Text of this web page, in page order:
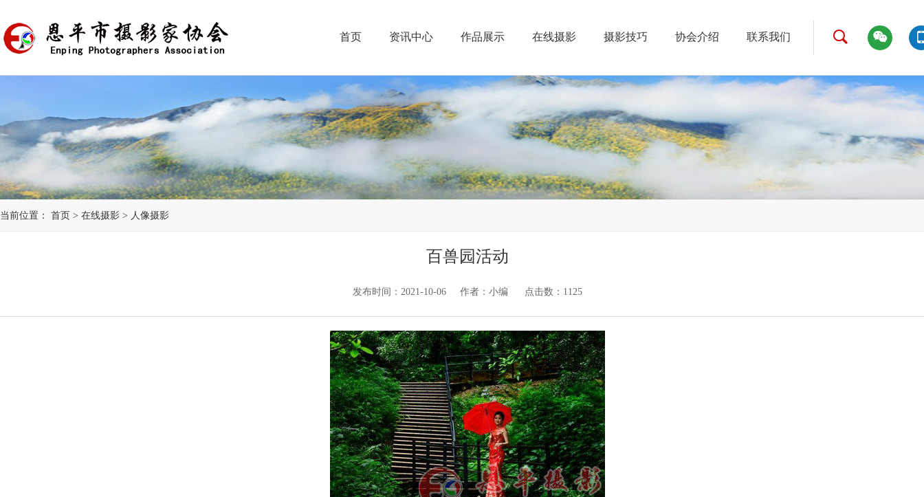
首页 资讯中心 作品展示 在线摄影 摄影技巧 协会介绍 联系我们
当前位置： 首页 > 在线摄影 > 人像摄影
百兽园活动
发布时间：2021-10-06 作者：小编 点击数： 1125